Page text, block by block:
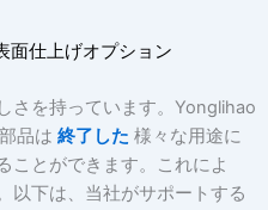
面仕上げオプション
さを持っています。Yonglihao
品は 終了した 様々な用途に
ことができます。これによ
以下は、当社がサポートする